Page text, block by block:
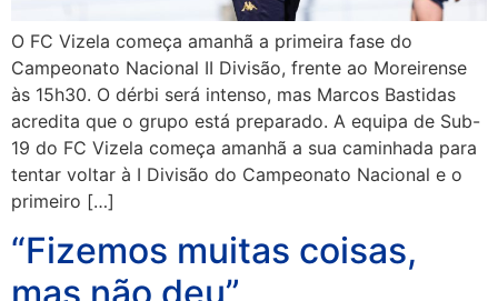
O FC Vizela começa amanhã a primeira fase do
Campeonato Nacional II Divisão, frente ao Moreirense
às 15h30. O dérbi será intenso, mas Marcos Bastidas
acredita que o grupo está preparado. A equipa de Sub-
19 do FC Vizela começa amanhã a sua caminhada para
tentar voltar à I Divisão do Campeonato Nacional e o
primeiro […]
“Fizemos muitas coisas,